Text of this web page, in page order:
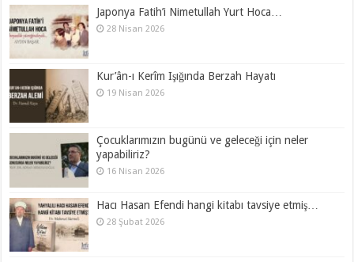
Japonya Fatih’i Nimetullah Yurt Hoca…
28 Nisan 2026
Kur’ân-ı Kerîm Işığında Berzah Hayatı
19 Nisan 2026
Çocuklarımızın bugünü ve geleceği için neler
yapabiliriz?
16 Nisan 2026
Hacı Hasan Efendi hangi kitabı tavsiye etmiş…
28 Şubat 2026